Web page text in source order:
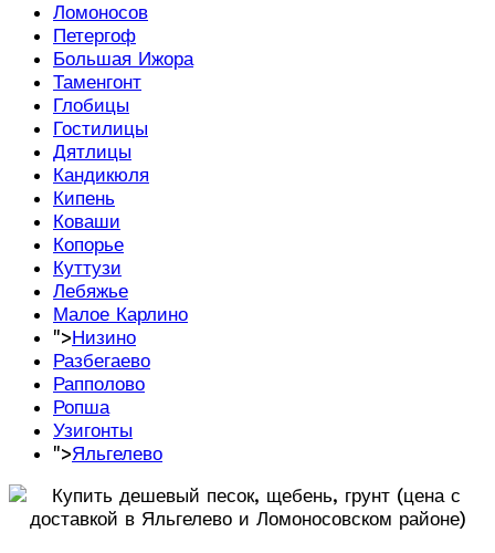
Ломоносов
Петергоф
Большая Ижора
Таменгонт
Глобицы
Гостилицы
Дятлицы
Кандикюля
Кипень
Коваши
Копорье
Куттузи
Лебяжье
Малое Карлино
">Низино
Разбегаево
Рапполово
Ропша
Узигонты
">Яльгелево